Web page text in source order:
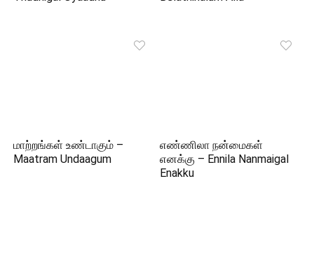
மாற்றங்கள் உண்டாகும் –
Maatram Undaagum
எண்ணிலா நன்மைகள்
எனக்கு – Ennila Nanmaigal
Enakku